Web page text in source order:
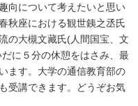
向について考えたいと思い
秋座における観世銕之丞氏
の大槻文藏氏(人間国宝、文
に５分の休憩をはさみ、最
ます。大学の通信教育部の
受講できます。どうぞお気